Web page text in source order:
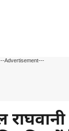
Advertisement---